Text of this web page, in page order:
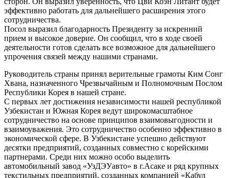
эффективно работать для дальнейшего расширения этого
сотрудничества.
Посол выразил благодарность Президенту за искренний
прием и высокое доверие. Он сообщил, что в ходе своей
деятельности готов сделать все возможное для дальнейшего
упрочения связей между нашими странами.
Руководитель страны принял верительные грамоты Ким Сонг
Хвана, назначенного Чрезвычайным и Полномочным Послом
Республики Корея в нашей стране.
С первых лет достижения независимости нашей республикой
Узбекистан и Южная Корея ведут широкомасштабное
сотрудничество на основе принципов взаимовыгодности и
взаимоуважения. Это сотрудничество особенно эффективно в
экономической сфере. В Узбекистане успешно действуют
десятки предприятий, созданных совместно с корейскими
партнерами. Среди них можно особо выделить
автомобильный завод «УзДЭУавто» в г.Асаке и ряд крупных
текстильных предприятий, созданных компанией «Кабул